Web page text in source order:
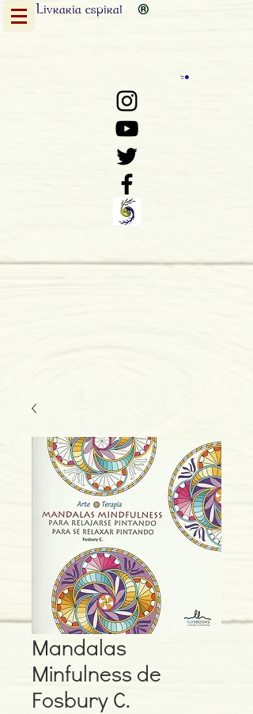
Livraria espiral
Mandalas
Minfulness de
Fosbury C.